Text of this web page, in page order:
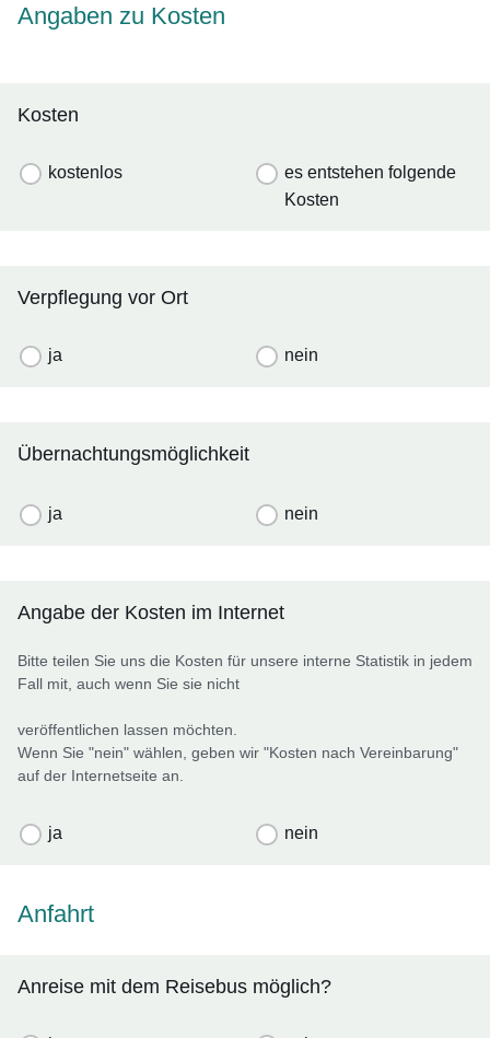
Angaben zu Kosten
Kosten
kostenlos
es entstehen folgende
Kosten
Verpflegung vor Ort
ja nein
Übernachtungsmöglichkeit
ja nein
Angabe der Kosten im Internet
Bitte teilen Sie uns die Kosten für unsere interne Statistik in jedem
Fall mit, auch wenn Sie sie nicht
veröffentlichen lassen möchten.
Wenn Sie "nein" wählen, geben wir "Kosten nach Vereinbarung"
auf der Internetseite an.
ja nein
Anfahrt
Anreise mit dem Reisebus möglich?